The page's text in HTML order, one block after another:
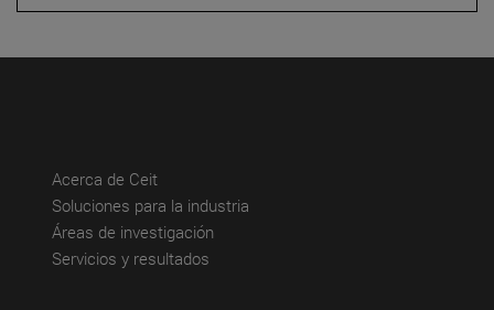
Acerca de Ceit(abre en nueva ventana)
Soluciones para la industria
Áreas de investigación
Servicios y resultados